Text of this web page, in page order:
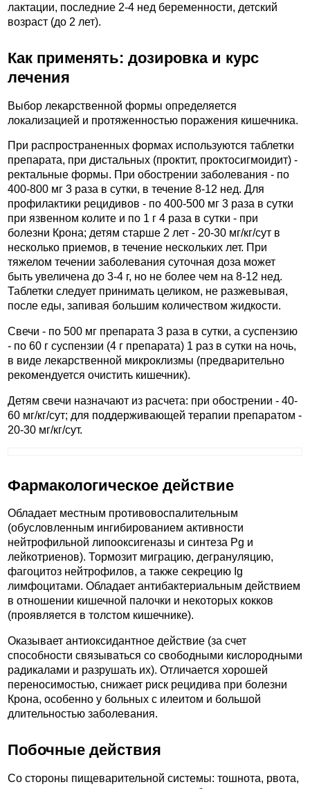
лактации, последние 2-4 нед беременности, детский
возраст (до 2 лет).
Как применять: дозировка и курс
лечения
Выбор лекарственной формы определяется
локализацией и протяженностью поражения кишечника.
При распространенных формах используются таблетки
препарата, при дистальных (проктит, проктосигмоидит) -
ректальные формы. При обострении заболевания - по
400-800 мг 3 раза в сутки, в течение 8-12 нед. Для
профилактики рецидивов - по 400-500 мг 3 раза в сутки
при язвенном колите и по 1 г 4 раза в сутки - при
болезни Крона; детям старше 2 лет - 20-30 мг/кг/сут в
несколько приемов, в течение нескольких лет. При
тяжелом течении заболевания суточная доза может
быть увеличена до 3-4 г, но не более чем на 8-12 нед.
Таблетки следует принимать целиком, не разжевывая,
после еды, запивая большим количеством жидкости.
Свечи - по 500 мг препарата 3 раза в сутки, а суспензию
- по 60 г суспензии (4 г препарата) 1 раз в сутки на ночь,
в виде лекарственной микроклизмы (предварительно
рекомендуется очистить кишечник).
Детям свечи назначают из расчета: при обострении - 40-
60 мг/кг/сут; для поддерживающей терапии препаратом -
20-30 мг/кг/сут.
Фармакологическое действие
Обладает местным противовоспалительным
(обусловленным ингибированием активности
нейтрофильной липооксигеназы и синтеза Pg и
лейкотриенов). Тормозит миграцию, дегрануляцию,
фагоцитоз нейтрофилов, а также секрецию Ig
лимфоцитами. Обладает антибактериальным действием
в отношении кишечной палочки и некоторых кокков
(проявляется в толстом кишечнике).
Оказывает антиоксидантное действие (за счет
способности связываться со свободными кислородными
радикалами и разрушать их). Отличается хорошей
переносимостью, снижает риск рецидива при болезни
Крона, особенно у больных с илеитом и большой
длительностью заболевания.
Побочные действия
Со стороны пищеварительной системы: тошнота, рвота,